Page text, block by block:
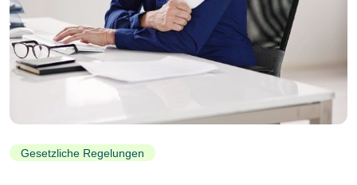
Gesetzliche Regelungen